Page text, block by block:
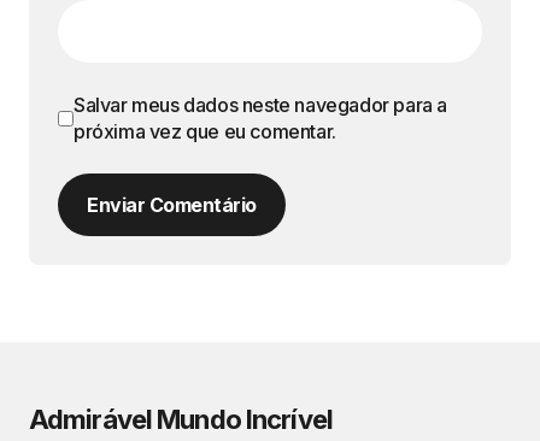
Salvar meus dados neste navegador para a
próxima vez que eu comentar.
Enviar Comentário
Admirável Mundo Incrível